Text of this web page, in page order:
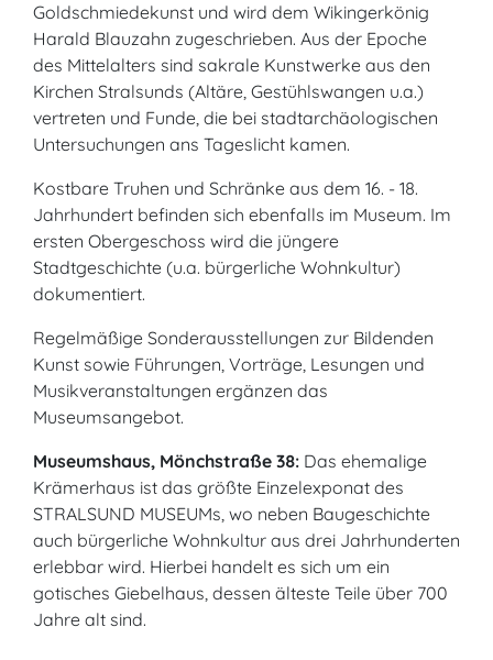
Goldschmiedekunst und wird dem Wikingerkönig
Harald Blauzahn zugeschrieben. Aus der Epoche
des Mittelalters sind sakrale Kunstwerke aus den
Kirchen Stralsunds (Altäre, Gestühlswangen u.a.)
vertreten und Funde, die bei stadtarchäologischen
Untersuchungen ans Tageslicht kamen.
Kostbare Truhen und Schränke aus dem 16. - 18.
Jahrhundert befinden sich ebenfalls im Museum. Im
ersten Obergeschoss wird die jüngere
Stadtgeschichte (u.a. bürgerliche Wohnkultur)
dokumentiert.
Regelmäßige Sonderausstellungen zur Bildenden
Kunst sowie Führungen, Vorträge, Lesungen und
Musikveranstaltungen ergänzen das
Museumsangebot.
Museumshaus, Mönchstraße 38: Das ehemalige
Krämerhaus ist das größte Einzelexponat des
STRALSUND MUSEUMs, wo neben Baugeschichte
auch bürgerliche Wohnkultur aus drei Jahrhunderten
erlebbar wird. Hierbei handelt es sich um ein
gotisches Giebelhaus, dessen älteste Teile über 700
Jahre alt sind.